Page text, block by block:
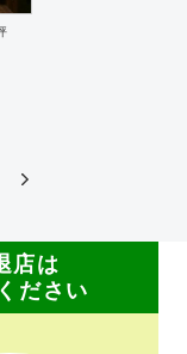
店は
ださい